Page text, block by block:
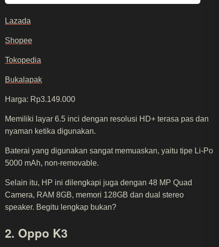
Lazada
Shopee
Tokopedia
Bukalapak
Harga: Rp3.149.000
Memiliki layar 6.5 inci dengan resolusi HD+ terasa pas dan
nyaman ketika digunakan.
Baterai yang digunakan sangat memuaskan, yaitu tipe Li-Po
5000 mAh, non-removable.
Selain itu, HP ini dilengkapi juga dengan 48 MP Quad
Camera, RAM 8GB, memori 128GB dan dual stereo
speaker. Begitu lengkap bukan?
2. Oppo K3